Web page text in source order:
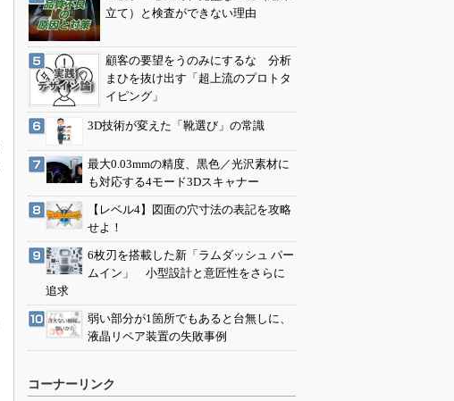
立て）と検査ができない理由
顧客の要望をうのみにするな 分析
まひを抜け出す「超上流のプロトタ
イピング」
3D技術が変えた「靴選び」の常識
最大0.03mmの精度、黒色／光沢素材に
も対応する4モード3Dスキャナー
【レベル4】図面の穴寸法の表記を攻略
せよ！
6枚刃を搭載した新「ラムダッシュ パー
ムイン」 小型設計と意匠性をさらに
追求
弱い部分が1箇所でもあると台無しに、
液晶リペア装置の失敗事例
コーナーリンク